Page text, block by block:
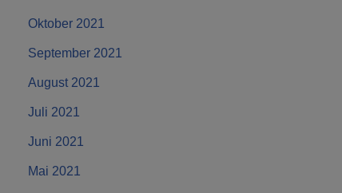
Oktober 2021
September 2021
August 2021
Juli 2021
Juni 2021
Mai 2021